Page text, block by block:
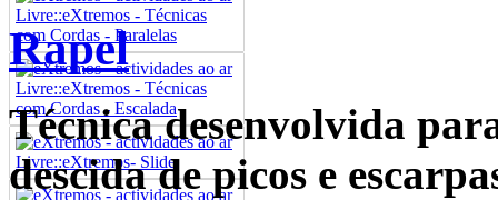
Rapel
Técnica desenvolvida
descida de picos e